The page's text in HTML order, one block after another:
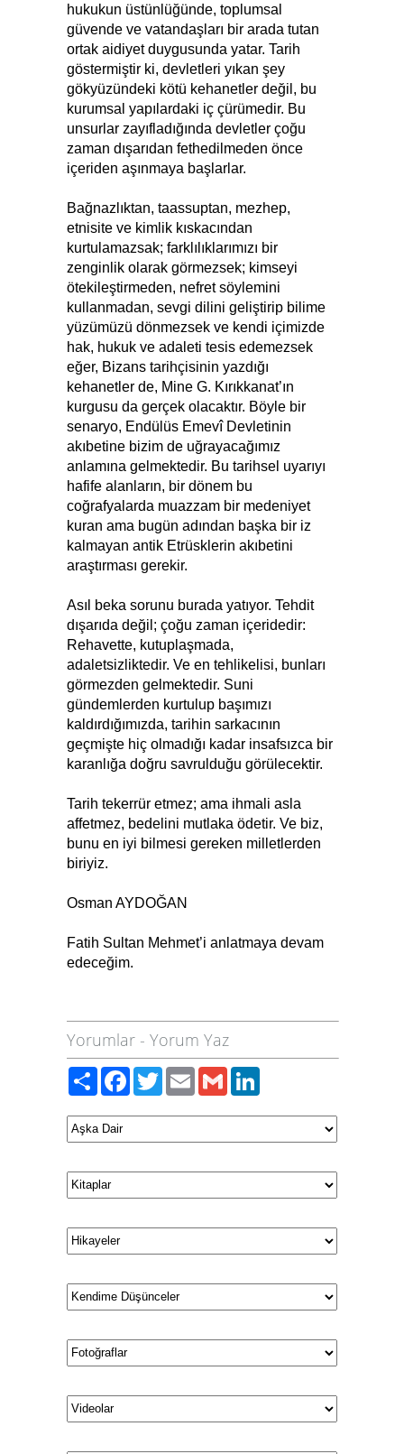
hukukun üstünlüğünde, toplumsal
güvende ve vatandaşları bir arada tutan
ortak aidiyet duygusunda yatar. Tarih
göstermiştir ki, devletleri yıkan şey
gökyüzündeki kötü kehanetler değil, bu
kurumsal yapılardaki iç çürümedir. Bu
unsurlar zayıfladığında devletler çoğu
zaman dışarıdan fethedilmeden önce
içeriden aşınmaya başlarlar.
Bağnazlıktan, taassuptan, mezhep,
etnisite ve kimlik kıskacından
kurtulamazsak; farklılıklarımızı bir
zenginlik olarak görmezsek; kimseyi
ötekileştirmeden, nefret söylemini
kullanmadan, sevgi dilini geliştirip bilime
yüzümüzü dönmezsek ve kendi içimizde
hak, hukuk ve adaleti tesis edemezsek
eğer, Bizans tarihçisinin yazdığı
kehanetler de, Mine G. Kırıkkanat’ın
kurgusu da gerçek olacaktır. Böyle bir
senaryo, Endülüs Emevî Devletinin
akıbetine bizim de uğrayacağımız
anlamına gelmektedir. Bu tarihsel uyarıyı
hafife alanların, bir dönem bu
coğrafyalarda muazzam bir medeniyet
kuran ama bugün adından başka bir iz
kalmayan antik Etrüsklerin akıbetini
araştırması gerekir.
Asıl beka sorunu burada yatıyor. Tehdit
dışarıda değil; çoğu zaman içeridedir:
Rehavette, kutuplaşmada,
adaletsizliktedir. Ve en tehlikelisi, bunları
görmezden gelmektedir. Suni
gündemlerden kurtulup başımızı
kaldırdığımızda, tarihin sarkacının
geçmişte hiç olmadığı kadar insafsızca bir
karanlığa doğru savrulduğu görülecektir.
Tarih tekerrür etmez; ama ihmali asla
affetmez, bedelini mutlaka ödetir. Ve biz,
bunu en iyi bilmesi gereken milletlerden
biriyiz.
Osman AYDOĞAN
Fatih Sultan Mehmet’i anlatmaya devam
edeceğim.
Yorumlar - Yorum Yaz
PaylaşFacebook
TwitterEmailGmail